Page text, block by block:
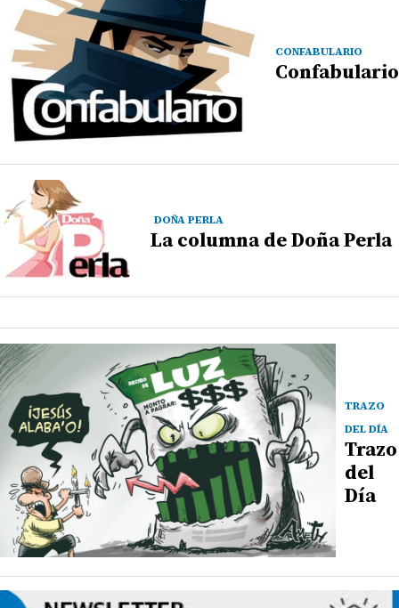
CONFABULARIO
Confabulario
DOÑA PERLA
La columna de Doña Perla
TRAZO
DEL DÍA
Trazo
del
Día